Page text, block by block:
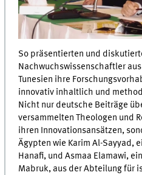
So präsentierten und
Nachwuchswissenschaftler
Tunesien ihre
innovativ inhaltlich und
Nicht nur deutsche Beiträge
versammelten Theologen und
ihren Innovationsansätzen,
Ägypten wie Karim Al-Sayyad,
Hanafi, und Asmaa Elamawi,
Mabruk, aus der Abteilung für